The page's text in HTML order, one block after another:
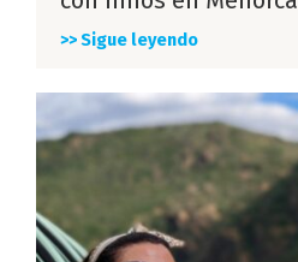
>> Sigue leyendo